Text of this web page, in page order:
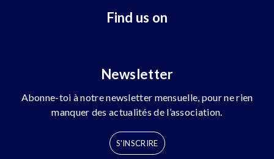
Find us on
Newsletter
Abonne-toi à notre newsletter mensuelle, pour ne rien
manquer des actualités de l’association.
S'INSCRIRE